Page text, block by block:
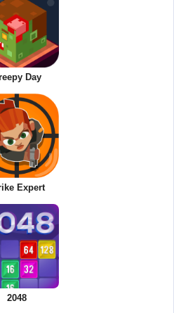
Day
Expert
2048